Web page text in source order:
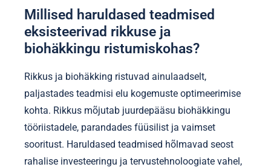
Millised haruldased teadmised
eksisteerivad rikkuse ja
biohäkkingu ristumiskohas?